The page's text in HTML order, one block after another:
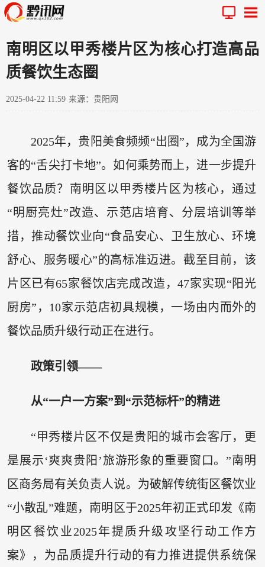
南明区以甲秀楼片区为核心打造高品
质餐饮生态圈
2025-04-22 11:59 来源：贵阳网
2025年，贵阳美食频频“出圈”，成为全国游
客的“舌尖打卡地”。如何乘势而上，进一步提升
餐饮品质？南明区以甲秀楼片区为核心，通过
“明厨亮灶”改造、示范店培育、分层培训等举
措，推动餐饮业向“食品安心、卫生放心、环境
舒心、服务暖心”的高标准迈进。截至目前，该
片区已有65家餐饮店完成改造，47家实现“阳光
厨房”，10家示范店初具规模，一场由内而外的
餐饮品质升级行动正在进行。
政策引领——
从“一户一方案”到“示范标杆”的精进
“甲秀楼片区不仅是贵阳的城市会客厅，更
是展示‘爽爽贵阳’旅游形象的重要窗口。”南明
区商务局有关负责人说。为破解传统街区餐饮业
“小散乱”难题，南明区于2025年初正式印发《南
明区餐饮业2025年提质升级攻坚行动工作方
案》，为品质提升行动的有力推进提供系统保